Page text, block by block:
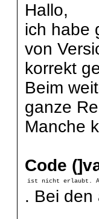
Hallo,
ich habe
von
korrekt
Beim
ganze
Manche
Code
ist nicht erlaubt.
. Bei den